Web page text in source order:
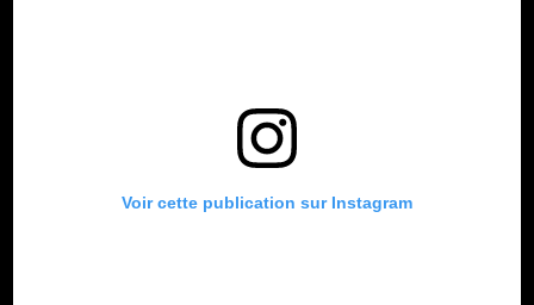
Voir cette publication sur Instagram